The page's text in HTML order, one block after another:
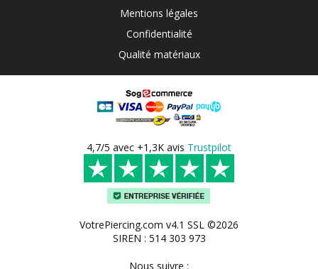
Mentions légales
Confidentialité
Qualité matériaux
4,7/5 avec +1,3K avis Trustpilot
VotrePiercing.com v4.1 SSL ©2026
SIREN : 514 303 973
Nous suivre :